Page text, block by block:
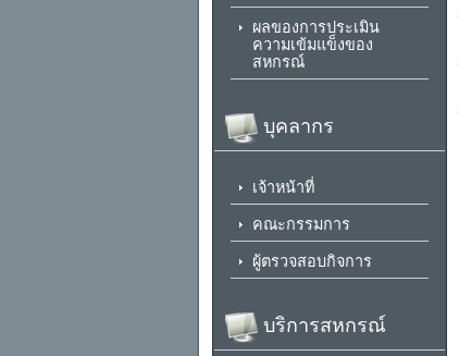
ผลของการประเมิน
ความเข้มแข็งของ
สหกรณ์
บุคลากร
เจ้าหน้าที่
คณะกรรมการ
ผู้ตรวจสอบกิจการ
บริการสหกรณ์